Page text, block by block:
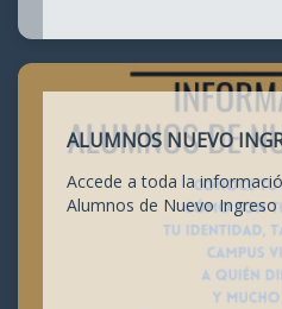
ALUMNOS NUEVO
Accede a toda la
Alumnos de Nuevo Ingreso